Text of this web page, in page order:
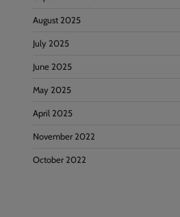
August 2025
July 2025
June 2025
May 2025
April 2025
November 2022
October 2022